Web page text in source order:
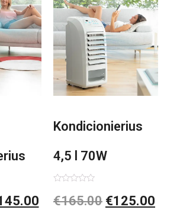
Kondicionierius
4,5 l 70W
nešiojamas,
0
iš
€165.00 €125.00